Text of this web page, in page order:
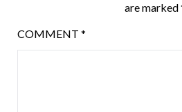
are marked
COMMENT *